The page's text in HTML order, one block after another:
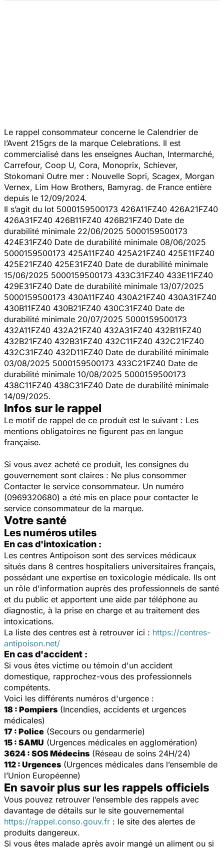
Le rappel consommateur concerne le Calendrier de
l’Avent 215grs de la marque Celebrations. Il est
commercialisé dans les enseignes Auchan, Intermarché,
Carrefour, Coop U, Cora, Monoprix, Schiever,
Stokomani Outre mer : Nouvelle Sopri, Scagex, Morgan
Vernex, Lim How Brothers, Bamyrag. de France entière
depuis le 12/09/2024.
Il s’agit du lot 5000159500173 426A11FZ40 426A21FZ40
426A31FZ40 426B11FZ40 426B21FZ40 Date de
durabilité minimale 22/06/2025 5000159500173
424E31FZ40 Date de durabilité minimale 08/06/2025
5000159500173 425A11FZ40 425A21FZ40 425E11FZ40
425E21FZ40 425E31FZ40 Date de durabilité minimale
15/06/2025 5000159500173 433C31FZ40 433E11FZ40
429E31FZ40 Date de durabilité minimale 13/07/2025
5000159500173 430A11FZ40 430A21FZ40 430A31FZ40
430B11FZ40 430B21FZ40 430C31FZ40 Date de
durabilité minimale 20/07/2025 5000159500173
432A11FZ40 432A21FZ40 432A31FZ40 432B11FZ40
432B21FZ40 432B31FZ40 432C11FZ40 432C21FZ40
432C31FZ40 432D11FZ40 Date de durabilité minimale
03/08/2025 5000159500173 433C21FZ40 Date de
durabilité minimale 10/08/2025 5000159500173
438C11FZ40 438C31FZ40 Date de durabilité minimale
14/09/2025.
Infos sur le rappel
Le motif de rappel de ce produit est le suivant : Les
mentions obligatoires ne figurent pas en langue
française.
Si vous avez acheté ce produit, les consignes du
gouvernement sont claires : Ne plus consommer
Contacter le service consommateur. Un numéro
(0969320680) a été mis en place pour contacter le
service consommateur de la marque.
Votre santé
Les numéros utiles
En cas d'intoxication :
Les centres Antipoison sont des services médicaux
situés dans 8 centres hospitaliers universitaires français,
possédant une expertise en toxicologie médicale. Ils ont
un rôle d'information auprès des professionnels de santé
et du public et apportent une aide par téléphone au
diagnostic, à la prise en charge et au traitement des
intoxications.
La liste des centres est à retrouver ici : https://centres-
antipoison.net/
En cas d'accident :
Si vous êtes victime ou témoin d'un accident
domestique, rapprochez-vous des professionnels
compétents.
Voici les différents numéros d'urgence :
18 : Pompiers (Incendies, accidents et urgences
médicales)
17 : Police (Secours ou gendarmerie)
15 : SAMU (Urgences médicales en agglomération)
3624 : SOS Médecins (Réseau de soins 24H/24)
112 : Urgences (Urgences médicales dans l’ensemble de
l’Union Européenne)
En savoir plus sur les rappels officiels
Vous pouvez retrouver l’ensemble des rappels avec
davantage de détails sur le site gouvernemental
https://rappel.conso.gouv.fr : le site des alertes de
produits dangereux.
Si vous êtes malade après avoir mangé un aliment ou si